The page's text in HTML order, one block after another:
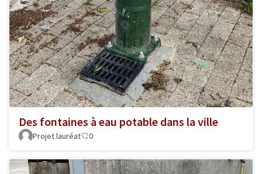
Des fontaines à eau potable dans la ville
Projet lauréat 0